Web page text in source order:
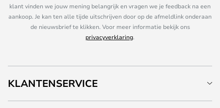
klant vinden we jouw mening belangrijk en vragen we je feedback na een
aankoop. Je kan ten alle tijde uitschrijven door op de afmeldlink onderaan
de nieuwsbrief te klikken. Voor meer informatie bekijk ons
privacyverklaring.
KLANTENSERVICE